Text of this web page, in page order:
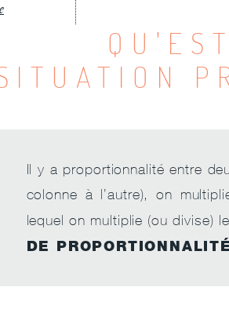
Il y a proportionnalité entre
colonne à l’autre), on
lequel on multiplie (ou divise)
DE PROPORTIONNALITÉ